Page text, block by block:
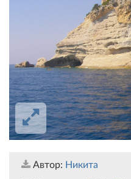
Автор: Никита